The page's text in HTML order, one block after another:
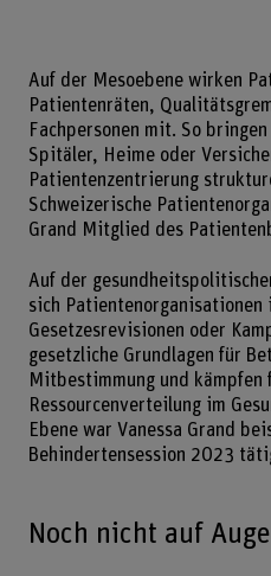
Auf der Mesoebene wirken
Patientenräten,
Fachpersonen mit. So
Spitäler, Heime oder
Patientenzentrierung
Schweizerische
Grand Mitglied des
Auf der
sich Patientenorganisationen
Gesetzesrevisionen oder
gesetzliche Grundlagen für
Mitbestimmung und kämpfen
Ressourcenverteilung im
Ebene war Vanessa Grand
Behindertensession 2023
Noch nicht auf